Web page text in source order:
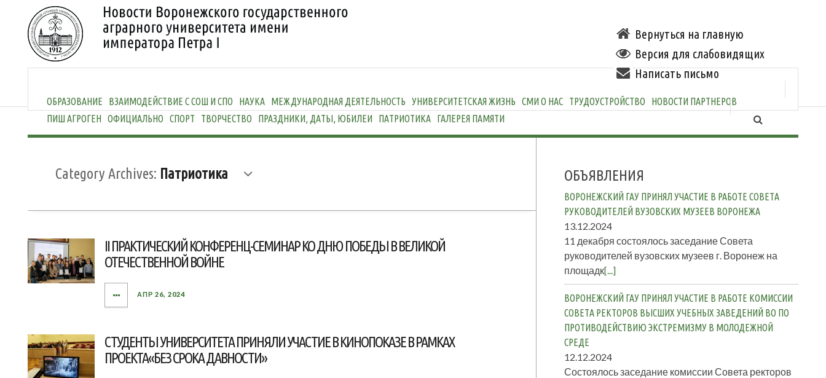
Вернуться на главную
Версия для слабовидящих
Написать письмо
ОБРАЗОВАНИЕ ВЗАИМОДЕЙСТВИЕ С СОШ И СПО НАУКА МЕЖДУНАРОДНАЯ ДЕЯТЕЛЬНОСТЬ УНИВЕРСИТЕТСКАЯ ЖИЗНЬ СМИ О НАС ТРУДОУСТРОЙСТВО
НОВОСТИ ПАРТНЕРОВ
ПИШ АГРОГЕН ОФИЦИАЛЬНО СПОРТ ТВОРЧЕСТВО ПРАЗДНИКИ, ДАТЫ, ЮБИЛЕИ ПАТРИОТИКА ГАЛЕРЕЯ ПАМЯТИ
Category Archives: Патриотика
II ПРАКТИЧЕСКИЙ КОНФЕРЕНЦ-СЕМИНАР КО ДНЮ ПОБЕДЫ В ВЕЛИКОЙ
ОТЕЧЕСТВЕННОЙ ВОЙНЕ
АПР 26, 2024
СТУДЕНТЫ УНИВЕРСИТЕТА ПРИНЯЛИ УЧАСТИЕ В КИНОПОКАЗЕ В РАМКАХ
ПРОЕКТА«БЕЗ СРОКА ДАВНОСТИ»
ОБЪЯВЛЕНИЯ
ВОРОНЕЖСКИЙ ГАУ ПРИНЯЛ УЧАСТИЕ В РАБОТЕ СОВЕТА
РУКОВОДИТЕЛЕЙ ВУЗОВСКИХ МУЗЕЕВ ВОРОНЕЖА
13.12.2024
11 декабря состоялось заседание Совета
руководителей вузовских музеев г. Воронеж на
площадк[...]
ВОРОНЕЖСКИЙ ГАУ ПРИНЯЛ УЧАСТИЕ В РАБОТЕ КОМИССИИ
СОВЕТА РЕКТОРОВ ВЫСШИХ УЧЕБНЫХ ЗАВЕДЕНИЙ ВО ПО
ПРОТИВОДЕЙСТВИЮ ЭКСТРЕМИЗМУ В МОЛОДЕЖНОЙ
СРЕДЕ
12.12.2024
Состоялось заседание комиссии Совета ректоров